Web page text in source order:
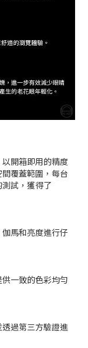
開箱即用的精度
覆蓋範圍，每台
試，獲得了
馬和亮度進行仔
一致的色彩均勻
過第三方驗證進